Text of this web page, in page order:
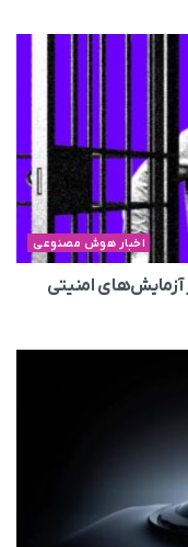
اخبار هوش مصنوعی